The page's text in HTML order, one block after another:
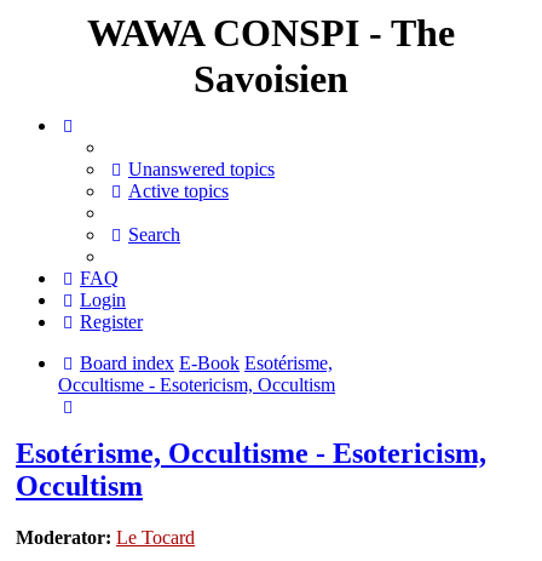
WAWA CONSPI - The
Savoisien
Unanswered topics
Active topics
Search
FAQ
Login
Register
Board index E-Book Esotérisme,
Occultisme - Esotericism, Occultism
Esotérisme, Occultisme - Esotericism,
Occultism
Moderator: Le Tocard